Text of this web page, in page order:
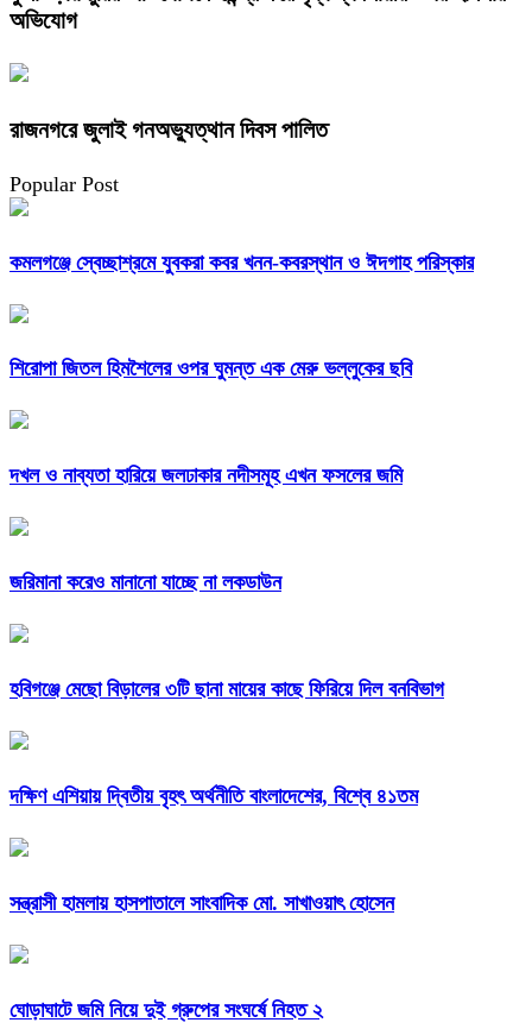
অভিযোগ
রাজনগরে জুলাই গনঅভ্যুত্থান দিবস পালিত
Popular Post
কমলগঞ্জে স্বেচ্ছাশ্রমে যুবকরা কবর খনন-কবরস্থান ও ঈদগাহ পরিস্কার
শিরোপা জিতল হিমশৈলের ওপর ঘুমন্ত এক মেরু ভল্লুকের ছবি
দখল ও নাব্যতা হারিয়ে জলঢাকার নদীসমূহ এখন ফসলের জমি
জরিমানা করেও মানানো যাচ্ছে না লকডাউন
হবিগঞ্জে মেছো বিড়ালের ৩টি ছানা মায়ের কাছে ফিরিয়ে দিল বনবিভাগ
দক্ষিণ এশিয়ায় দ্বিতীয় বৃহৎ অর্থনীতি বাংলাদেশের, বিশ্বে ৪১তম
সন্ত্রাসী হামলায় হাসপাতালে সাংবাদিক মো. সাখাওয়াৎ হোসেন
ঘোড়াঘাটে জমি নিয়ে দুই গ্রুপের সংঘর্ষে নিহত ২